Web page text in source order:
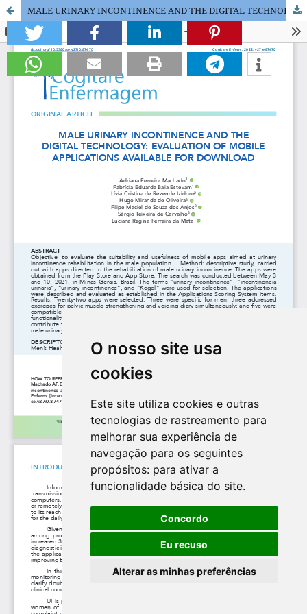
O nosso site usa
cookies
Este site utiliza cookies e outras
tecnologias de rastreamento para
melhorar sua experiência de
navegação para os seguintes
propósitos: para ativar a
funcionalidade básica do site.
Concordo
Eu recuso
Alterar as minhas preferências
MALE URINARY INCONTINENCE AND THE DIGITAL TECHNOLOGY: EVALUATION OF MOBILE APPLICATIONS AVAILABLE FOR DOWNLOAD